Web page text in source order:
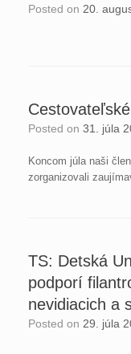
Posted on 20.
Posted on 31. júla
Koncom júla naši
zorganizovali
TS: Detská
podporí
nevidiacich a
Posted on 29. júla